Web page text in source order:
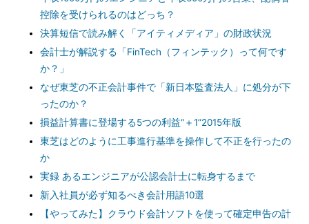
控除を受けられるのはどっち？
決算短信で読み解く「アイティメディア」の財政状況
会計士が解説する「FinTech（フィンテック）って何です
か？」
なぜ東芝の不正会計事件で「新日本監査法人」に処分が下
ったのか？
損益計算書に登場する5つの利益“＋1”2015年版
東芝はどのように工事進行基準を操作して不正を行ったの
か
実録 あるエンジニアが公認会計士に転身するまで
新入社員が必ず知るべき会計用語10選
【やってみた】クラウド会計ソフトを使って確定申告の計